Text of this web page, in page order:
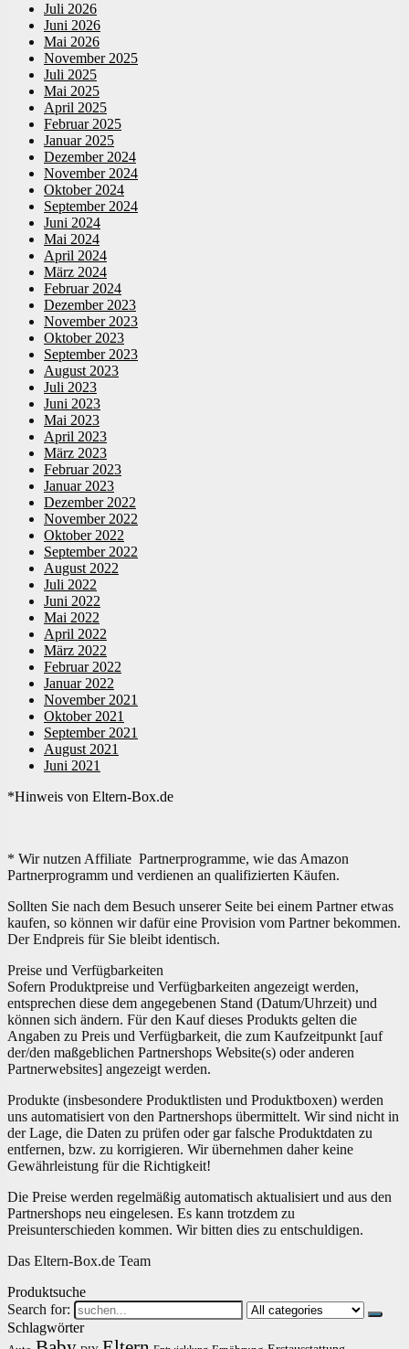
Juli 2026
Juni 2026
Mai 2026
November 2025
Juli 2025
Mai 2025
April 2025
Februar 2025
Januar 2025
Dezember 2024
November 2024
Oktober 2024
September 2024
Juni 2024
Mai 2024
April 2024
März 2024
Februar 2024
Dezember 2023
November 2023
Oktober 2023
September 2023
August 2023
Juli 2023
Juni 2023
Mai 2023
April 2023
März 2023
Februar 2023
Januar 2023
Dezember 2022
November 2022
Oktober 2022
September 2022
August 2022
Juli 2022
Juni 2022
Mai 2022
April 2022
März 2022
Februar 2022
Januar 2022
November 2021
Oktober 2021
September 2021
August 2021
Juni 2021
*Hinweis von Eltern-Box.de
* Wir nutzen Affiliate Partnerprogramme, wie das Amazon
Partnerprogramm und verdienen an qualifizierten Käufen.
Sollten Sie nach dem Besuch unserer Seite bei einem Partner etwas
kaufen, so können wir dafür eine Provision vom Partner bekommen.
Der Endpreis für Sie bleibt identisch.
Preise und Verfügbarkeiten
Sofern Produktpreise und Verfügbarkeiten angezeigt werden,
entsprechen diese dem angegebenen Stand (Datum/Uhrzeit) und
können sich ändern. Für den Kauf dieses Produkts gelten die
Angaben zu Preis und Verfügbarkeit, die zum Kaufzeitpunkt [auf
der/den maßgeblichen Partnershops Website(s) oder anderen
Partnerwebsites] angezeigt werden.
Produkte (insbesondere Produktlisten und Produktboxen) werden
uns automatisiert von den Partnershops übermittelt. Wir sind nicht in
der Lage, die Daten zu prüfen oder gar falsche Produktdaten zu
entfernen, bzw. zu korrigieren. Wir übernehmen daher keine
Gewährleistung für die Richtigkeit!
Die Preise werden regelmäßig automatisch aktualisiert und aus den
Partnershops neu eingelesen. Es kann trotzdem zu
Preisunterschieden kommen. Wir bitten dies zu entschuldigen.
Das Eltern-Box.de Team
Produktsuche
Search for:
Schlagwörter